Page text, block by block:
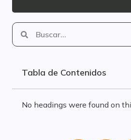
Tabla de Contenidos
No headings were found on